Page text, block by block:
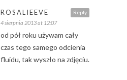
Reply
ROSALIEEVE
4 sierpnia 2013 at 12:07
od pół roku używam cały
czas tego samego odcienia
fluidu, tak wyszło na zdjęciu.